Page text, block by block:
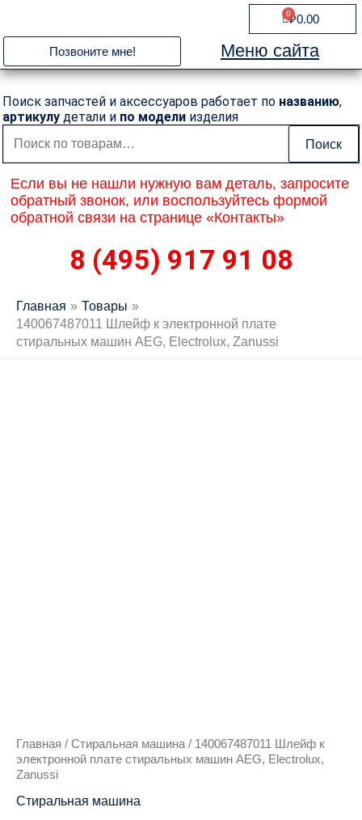
содержимому
₽0.00
0
Cart
Позвоните мне! Меню сайта
Поиск запчастей и аксессуаров работает по названию,
артикулу детали и по модели изделия
Искать:
Поиск
Если вы не нашли нужную вам деталь, запросите
обратный звонок, или воспользуйтесь формой
обратной связи на странице «Контакты»
8 (495) 917 91 08
Главная
Товары
140067487011 Шлейф к электронной плате
стиральных машин AEG, Electrolux, Zanussi
Главная / Стиральная машина / 140067487011 Шлейф к
электронной плате стиральных машин AEG, Electrolux,
Zanussi
Стиральная машина